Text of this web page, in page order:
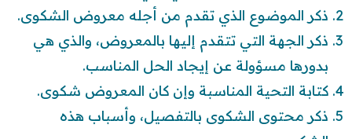
ذكر الموضوع الذي تقدم من أجله معروض الشكوى.
ذكر الجهة التي تتقدم إليها بالمعروض، والذي هي
بدورها مسؤولة عن إيجاد الحل المناسب.
كتابة التحية المناسبة وإن كان المعروض شكوى.
ذكر محتوى الشكوى بالتفصيل، وأسباب هذه